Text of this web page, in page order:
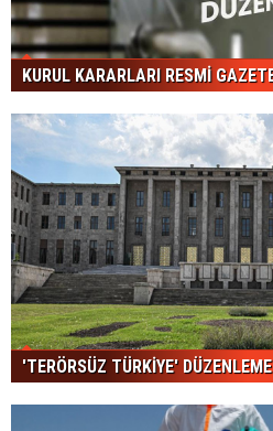
KURUL KARARLARI RESMİ
'TERÖRSÜZ TÜRKİYE'